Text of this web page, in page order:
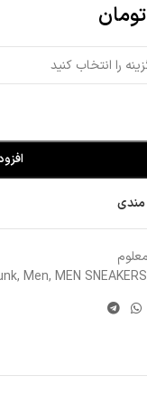
تومان
مندی
, Men, MEN SNEAKERS